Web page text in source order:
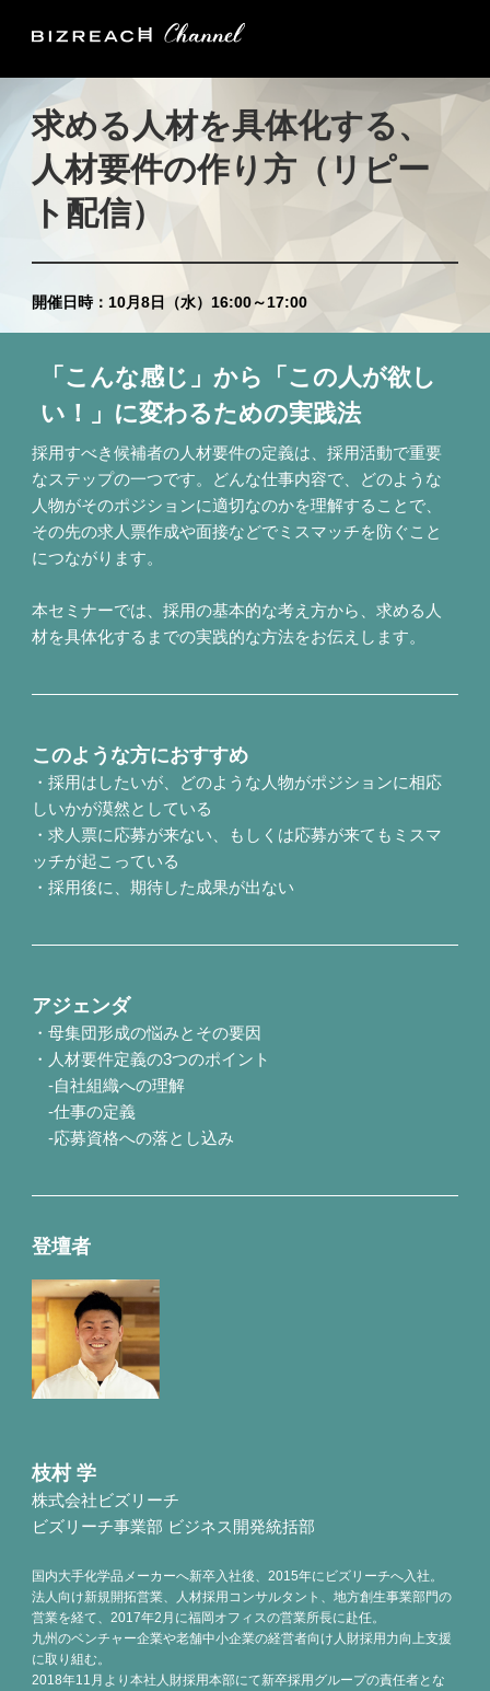
求める人材を具体化する、
人材要件の作り方（リピー
ト配信）
開催日時：10月8日（水）16:00～17:00
「こんな感じ」から「この人が欲し
い！」に変わるための実践法
採用すべき候補者の人材要件の定義は、採用活動で重要
なステップの一つです。どんな仕事内容で、どのような
人物がそのポジションに適切なのかを理解することで、
その先の求人票作成や面接などでミスマッチを防ぐこと
につながります。
本セミナーでは、採用の基本的な考え方から、求める人
材を具体化するまでの実践的な方法をお伝えします。
このような方におすすめ
・採用はしたいが、どのような人物がポジションに相応
しいかが漠然としている
・求人票に応募が来ない、もしくは応募が来てもミスマ
ッチが起こっている
・採用後に、期待した成果が出ない
アジェンダ
・母集団形成の悩みとその要因
・人材要件定義の3つのポイント
-自社組織への理解
-仕事の定義
-応募資格への落とし込み
登壇者
枝村 学
株式会社ビズリーチ
ビズリーチ事業部 ビジネス開発統括部
国内大手化学品メーカーへ新卒入社後、2015年にビズリーチへ入社。
法人向け新規開拓営業、人材採用コンサルタント、地方創生事業部門の
営業を経て、2017年2月に福岡オフィスの営業所長に赴任。
九州のベンチャー企業や老舗中小企業の経営者向け人財採用力向上支援
に取り組む。
2018年11月より本社人財採用本部にて新卒採用グループの責任者とな